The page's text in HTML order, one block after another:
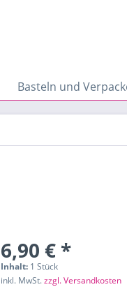
Basteln und
6,90 € *
Inhalt: 1 Stück
inkl. MwSt.zzgl. Versandkosten